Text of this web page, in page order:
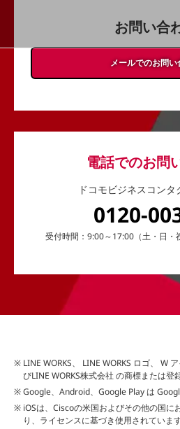
お問い合
メールでのお問い
電話でのお問
ドコモビジネスコン
0120-
受付時間：9:00～17:00（土・日・
LINE WORKS、 LINE WORKS ロゴ、 W
びLINE WORKS株式会社 の商標または登
Google、Android、Google Play は
iOSは、Ciscoの米国およびその他の国に
り、ライセンスに基づき使用されています